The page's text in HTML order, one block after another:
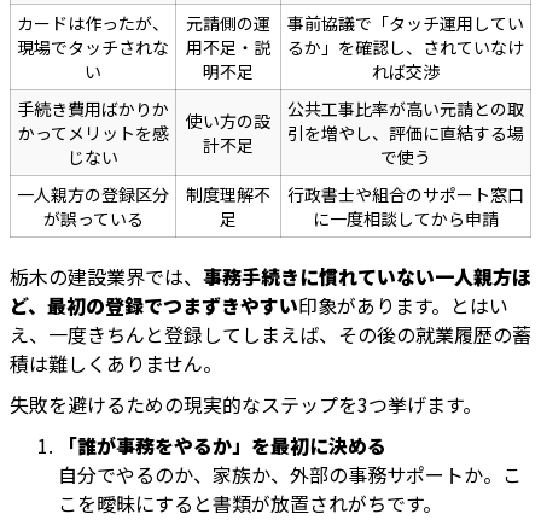
カードは作ったが、
現場でタッチされな
い
元請側の運
用不足・説
明不足
事前協議で「タッチ運用してい
るか」を確認し、されていなけ
れば交渉
手続き費用ばかりか
かってメリットを感
じない
使い方の設
計不足
公共工事比率が高い元請との取
引を増やし、評価に直結する場
で使う
一人親方の登録区分
が誤っている
制度理解不
足
行政書士や組合のサポート窓口
に一度相談してから申請
栃木の建設業界では、 事務手続きに慣れていない一人親方ほ
ど、最初の登録でつまずきやすい印象があります。とはい
え、一度きちんと登録してしまえば、その後の就業履歴の蓄
積は難しくありません。
失敗を避けるための現実的なステップを3つ挙げます。
「誰が事務をやるか」を最初に決める
自分でやるのか、家族か、外部の事務サポートか。こ
こを曖昧にすると書類が放置されがちです。